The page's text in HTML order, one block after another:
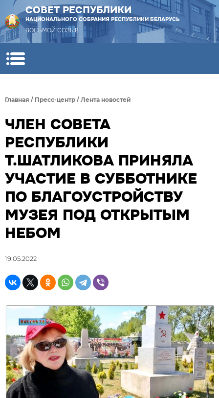
СОВЕТ РЕСПУБЛИКИ
НАЦИОНАЛЬНОГО СОБРАНИЯ РЕСПУБЛИКИ БЕЛАРУСЬ
ВОСЬМОЙ СОЗЫВ
Главная / Пресс-центр / Лента новостей
ЧЛЕН СОВЕТА
РЕСПУБЛИКИ
Т.ШАТЛИКОВА ПРИНЯЛА
УЧАСТИЕ В СУББОТНИКЕ
ПО БЛАГОУСТРОЙСТВУ
МУЗЕЯ ПОД ОТКРЫТЫМ
НЕБОМ
19.05.2022